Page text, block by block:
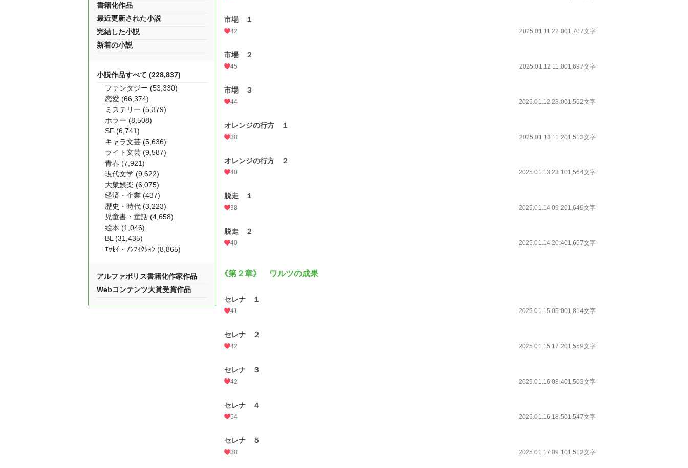
市場 １
42 2025.01.11 22:001,707文字
市場 ２
45 2025.01.12 11:001,697文字
市場 ３
44 2025.01.12 23:001,562文字
オレンジの行方 １
38 2025.01.13 11:201,513文字
オレンジの行方 ２
40 2025.01.13 23:101,564文字
脱走 １
38 2025.01.14 09:201,649文字
脱走 ２
40 2025.01.14 20:401,667文字
《第２章》 ワルツの成果
セレナ １
41 2025.01.15 05:001,814文字
セレナ ２
42 2025.01.15 17:201,559文字
セレナ ３
42 2025.01.16 08:401,503文字
セレナ ４
54 2025.01.16 18:501,547文字
セレナ ５
38 2025.01.17 09:101,512文字
書籍化作品
最近更新された小説
完結した小説
新着の小説
小説作品すべて (228,837)
ファンタジー (53,330)
恋愛 (66,374)
ミステリー (5,379)
ホラー (8,508)
SF (6,741)
キャラ文芸 (5,636)
ライト文芸 (9,587)
青春 (7,921)
現代文学 (9,622)
大衆娯楽 (6,075)
経済・企業 (437)
歴史・時代 (3,223)
児童書・童話 (4,658)
絵本 (1,046)
BL (31,435)
ｴｯｾｲ・ﾉﾝﾌｨｸｼｮﾝ (8,865)
アルファポリス書籍化作家作品
Webコンテンツ大賞受賞作品